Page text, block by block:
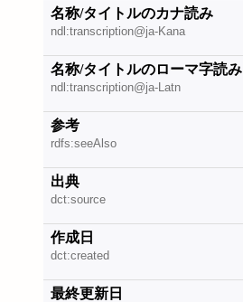
名称/タイトルのカナ読み
ndl:transcription@ja-Kana
名称/タイトルのローマ字読み
ndl:transcription@ja-Latn
参考
rdfs:seeAlso
出典
dct:source
作成日
dct:created
最終更新日